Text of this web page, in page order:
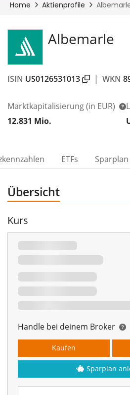
Albemarle
ISIN US0126531013 | WKN
Marktkapitalisierung(in EUR)
12.831 Mio.
ETFs Sparplan
Übersicht
Kurs
Handle bei deinem Broker
Kaufen
Sparplan